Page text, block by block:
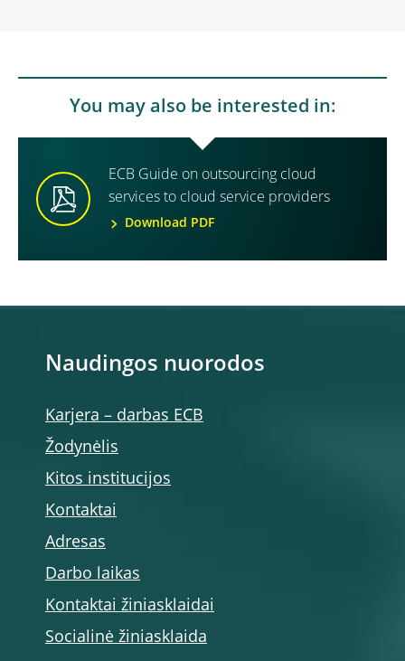
You may also be interested in:
ECB Guide on outsourcing cloud
services to cloud service providers
Download PDF
Naudingos nuorodos
Karjera – darbas ECB
Žodynėlis
Kitos institucijos
Kontaktai
Adresas
Darbo laikas
Kontaktai žiniasklaidai
Socialinė žiniasklaida